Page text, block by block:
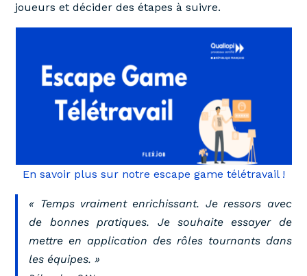
joueurs et décider des étapes à suivre.
En savoir plus sur notre escape game télétravail !
« Temps vraiment enrichissant. Je ressors avec
de bonnes pratiques. Je souhaite essayer de
mettre en application des rôles tournants dans
les équipes. »